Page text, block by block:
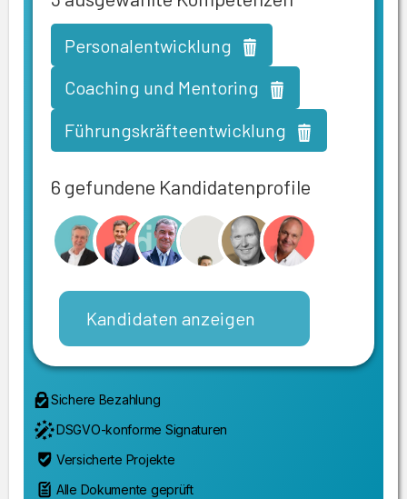
Personalentwicklung
Coaching und Mentoring
Führungskräfteentwicklung
6 gefundene Kandidatenprofile
Kandidaten anzeigen
Sichere Bezahlung
DSGVO-konforme Signaturen
Versicherte Projekte
Alle Dokumente geprüft